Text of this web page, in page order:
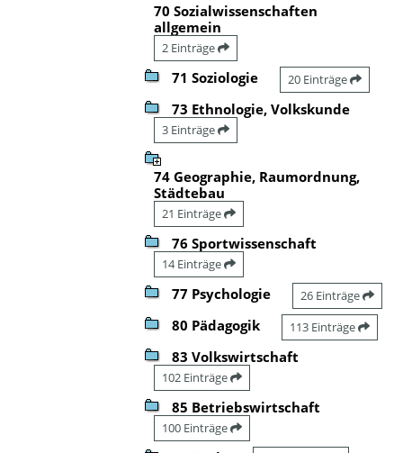
70 Sozialwissenschaften
allgemein
2 Einträge
71 Soziologie 20 Einträge
73 Ethnologie, Volkskunde
3 Einträge
74 Geographie, Raumordnung,
Städtebau
21 Einträge
76 Sportwissenschaft
14 Einträge
77 Psychologie 26 Einträge
80 Pädagogik 113 Einträge
83 Volkswirtschaft
102 Einträge
85 Betriebswirtschaft
100 Einträge